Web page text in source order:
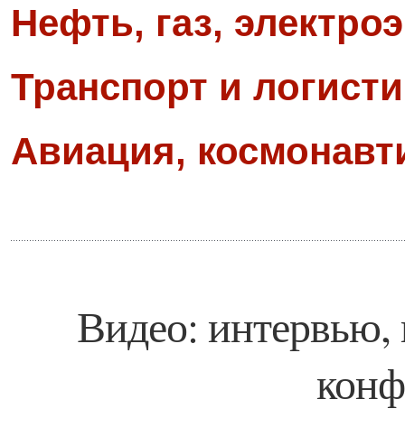
Нефть, газ,
Транспорт и
Авиация,
Видео: интервью,